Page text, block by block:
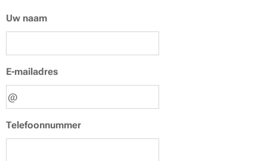
Uw naam
E-mailadres
Telefoonnummer